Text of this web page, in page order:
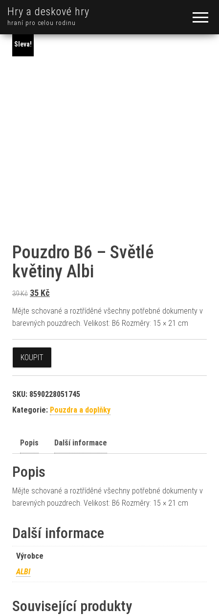
Hry a deskové hry
hraní pro celou rodinu
Sleva!
Pouzdro B6 – Světlé
květiny Albi
39Kč Původní cena byla: 39 Kč.
35 Kč
Mějte schované a roztříděné všechny potřebné dokumenty v
barevných pouzdrech. Velikost: B6 Rozměry: 15 × 21 cm
KOUPIT
SKU: 8590228051745
Kategorie: Pouzdra a doplňky
Popis Další informace
Popis
Mějte schované a roztříděné všechny potřebné dokumenty v
barevných pouzdrech. Velikost: B6 Rozměry: 15 × 21 cm
Další informace
Výrobce
ALBI
Související produkty